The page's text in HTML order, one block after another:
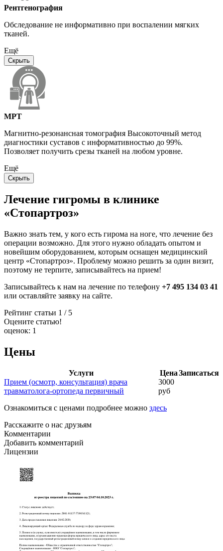
Рентгенография
Обследование не информативно при воспалении мягких
тканей.
Ещё
Скрыть
МРТ
Магнитно-резонансная томография Высокоточный метод
диагностики суставов с информативностью до 99%.
Позволяет получить срезы тканей на любом уровне.
Ещё
Скрыть
Лечение гигромы в клинике
«Стопартроз»
Важно знать тем, у кого есть гирома на ноге, что лечение без
операции возможно. Для этого нужно обладать опытом и
новейшим оборудованием, которым оснащен медицинский
центр «Стопартроз». Проблему можно решить за один визит,
поэтому не терпите, записывайтесь на прием!
Записывайтесь к нам на лечение по телефону +7 495 134 03 41
или оставляйте заявку на сайте.
Рейтинг статьи 1 / 5
Оцените статью!
оценок: 1
Цены
Услуги ЦенаЗаписаться
Прием (осмотр, консультация) врача
травматолога-ортопеда первичный
3000
руб
Ознакомиться с ценами подробнее можно здесь
Расскажите о нас друзьям
Комментарии
Добавить комментарий
Лицензии